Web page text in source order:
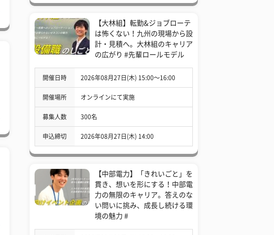
【大林組】転勤&ジョブローテ
は怖くない！九州の現場から設
計・見積へ。大林組のキャリア
の広がり #先輩ロールモデル
開催日時 2026年08月27日(木) 15:00〜16:00
開催場所 オンラインにて実施
募集人数 300名
申込締切 2026年08月27日(木) 14:00
【中部電力】「きれいごと」を
貫き、想いを形にする！中部電
力の無限のキャリア。答えのな
い問いに挑み、成長し続ける環
境の魅力 #